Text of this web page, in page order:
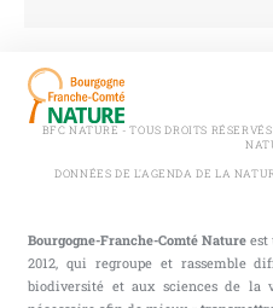
BFC NATURE - TOUS DROITS
DONNÉES DE L'AGENDA DE LA
Bourgogne-Franche-Comté Nature est
2012, qui regroupe et rassemble
biodiversité et aux sciences de la